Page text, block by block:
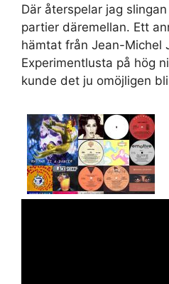
Där återspelar jag
partier däremellan. Ett
hämtat från Jean-Michel
Experimentlusta på hög
kunde det ju omöjligen bli